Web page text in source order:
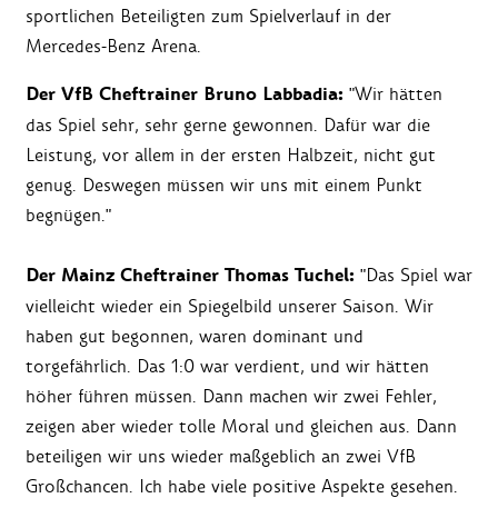
sportlichen Beteiligten zum Spielverlauf in der
Mercedes-Benz Arena.
Der VfB Cheftrainer Bruno Labbadia: "Wir hätten
das Spiel sehr, sehr gerne gewonnen. Dafür war die
Leistung, vor allem in der ersten Halbzeit, nicht gut
genug. Deswegen müssen wir uns mit einem Punkt
begnügen."
Der Mainz Cheftrainer Thomas Tuchel: "Das Spiel war
vielleicht wieder ein Spiegelbild unserer Saison. Wir
haben gut begonnen, waren dominant und
torgefährlich. Das 1:0 war verdient, und wir hätten
höher führen müssen. Dann machen wir zwei Fehler,
zeigen aber wieder tolle Moral und gleichen aus. Dann
beteiligen wir uns wieder maßgeblich an zwei VfB
Großchancen. Ich habe viele positive Aspekte gesehen.